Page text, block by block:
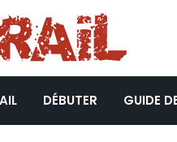
DÉBUTER GUIDE